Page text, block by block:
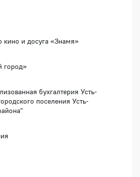
и досуга «Знамя»
город»
бухгалтерия Усть-
поселения Усть-